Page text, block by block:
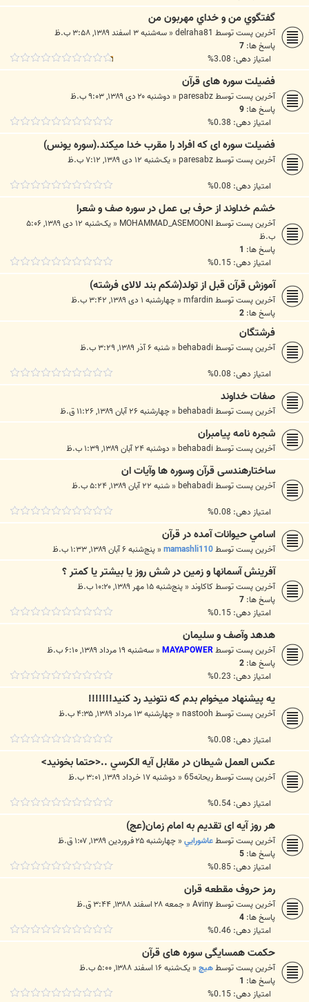
گفتگوي من و خداي مهربون من
آخرین پست توسطdelraha81
« سه‌شنبه ۳ اسفند ۱۳۸۹, ۳:۵۸ ب.ظ
پاسخ ها: 7
امتیاز دهی: 3.08%
فضیلت سوره های قرآن
آخرین پست توسطparesabz
« دوشنبه ۲۰ دی ۱۳۸۹, ۹:۰۳ ب.ظ
پاسخ ها: 9
امتیاز دهی: 0.38%
فضیلت سوره ای که افراد را مقرب خدا میکند.(سوره یونس)
آخرین پست توسطparesabz
« یک‌شنبه ۱۲ دی ۱۳۸۹, ۷:۱۲ ب.ظ
امتیاز دهی: 0.08%
خشم خداوند از حرف بی عمل در سوره صف و شعرا
آخرین پست توسطMOHAMMAD_ASEMOONI
«
یک‌شنبه ۱۲ دی ۱۳۸۹, ۵:۰۶
ب.ظ
پاسخ ها: 1
امتیاز دهی: 0.15%
آموزش قرآن قبل از تولد(شکم بند لالای فرشته)
آخرین پست توسطmfardin
« چهارشنبه ۱ دی ۱۳۸۹, ۳:۴۲ ب.ظ
پاسخ ها: 2
فرشتگان
آخرین پست توسطbehabadi
« شنبه ۶ آذر ۱۳۸۹, ۳:۲۹ ب.ظ
امتیاز دهی: 0.08%
صفات خداوند
آخرین پست توسطbehabadi
« چهارشنبه ۲۶ آبان ۱۳۸۹, ۱۱:۲۶ ق.ظ
شجره نامه پیامبران
آخرین پست توسطbehabadi
« دوشنبه ۲۴ آبان ۱۳۸۹, ۱:۳۹ ب.ظ
ساختارهندسی قرآن وسوره ها وآیات ان
آخرین پست توسطbehabadi
« شنبه ۲۲ آبان ۱۳۸۹, ۵:۲۴ ب.ظ
امتیاز دهی: 0.08%
اسامي حيوانات آمده در قرآن
آخرین پست توسطmamashli110
« پنج‌شنبه ۶ آبان ۱۳۸۹, ۱:۳۳ ب.ظ
آفرینش آسمانها و زمین در شش روز یا بیشتر یا کمتر ؟
آخرین پست توسطکاکاوند« پنج‌شنبه ۱۵ مهر ۱۳۸۹, ۱۰:۲۰ ب.ظ
پاسخ ها: 7
امتیاز دهی: 0.15%
هدهد وآصف و سلیمان
آخرین پست توسطMAYAPOWER
« سه‌شنبه ۱۹ مرداد ۱۳۸۹, ۶:۱۰ ب.ظ
پاسخ ها: 2
امتیاز دهی: 0.23%
یه پیشنهاد میخوام بدم که نتونید رد کنید!!!!!!!
آخرین پست توسطnastooh
« چهارشنبه ۱۳ مرداد ۱۳۸۹, ۴:۳۵ ب.ظ
امتیاز دهی: 0.08%
عکس العمل شیطان در مقابل آيه الكرسي ..<حتما بخونید>
آخرین پست توسطریحانه65 « دوشنبه ۱۷ خرداد ۱۳۸۹, ۳:۰۱ ب.ظ
امتیاز دهی: 0.54%
هر روز آیه ای تقدیم به امام زمان(عج)
آخرین پست توسطعاشورايي« چهارشنبه ۲۵ فروردین ۱۳۸۹, ۱:۰۷ ق.ظ
پاسخ ها: 5
امتیاز دهی: 0.85%
رمز حروف مقطعه قران
آخرین پست توسطAviny
« جمعه ۲۸ اسفند ۱۳۸۸, ۳:۴۴ ق.ظ
پاسخ ها: 4
امتیاز دهی: 0.46%
حکمت همسایگی سوره های قرآن
آخرین پست توسطهیچ« یک‌شنبه ۱۶ اسفند ۱۳۸۸, ۵:۰۰ ب.ظ
پاسخ ها: 1
امتیاز دهی: 0.15%